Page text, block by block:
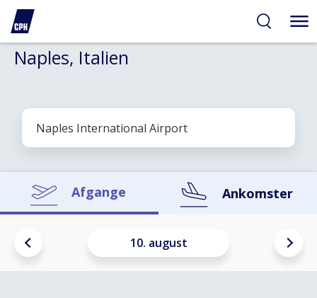
Naples, Italien
Afgange Ankomster
10. august